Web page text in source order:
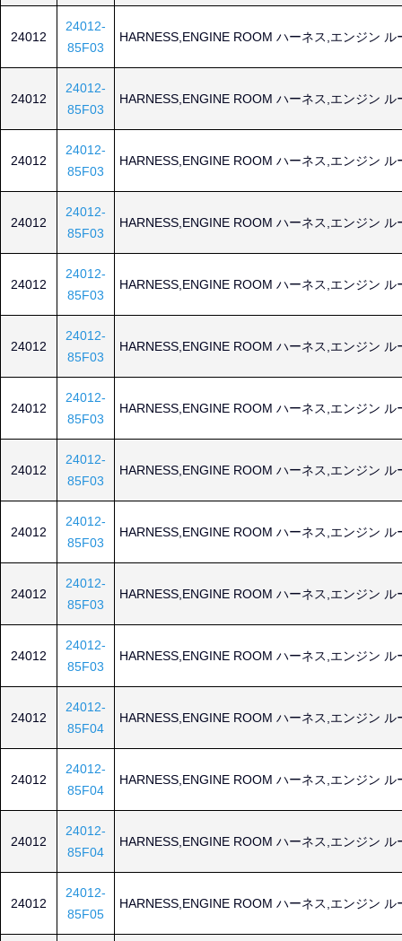
24012
24012-
85F03
HARNESS,ENGINE ROOM ハーネス,エンジン ル
24012
24012-
85F03
HARNESS,ENGINE ROOM ハーネス,エンジン ル
24012
24012-
85F03
HARNESS,ENGINE ROOM ハーネス,エンジン ル
24012
24012-
85F03
HARNESS,ENGINE ROOM ハーネス,エンジン ル
24012
24012-
85F03
HARNESS,ENGINE ROOM ハーネス,エンジン ル
24012
24012-
85F03
HARNESS,ENGINE ROOM ハーネス,エンジン ル
24012
24012-
85F03
HARNESS,ENGINE ROOM ハーネス,エンジン ル
24012
24012-
85F03
HARNESS,ENGINE ROOM ハーネス,エンジン ル
24012
24012-
85F03
HARNESS,ENGINE ROOM ハーネス,エンジン ル
24012
24012-
85F03
HARNESS,ENGINE ROOM ハーネス,エンジン ル
24012
24012-
85F03
HARNESS,ENGINE ROOM ハーネス,エンジン ル
24012
24012-
85F04
HARNESS,ENGINE ROOM ハーネス,エンジン ル
24012
24012-
85F04
HARNESS,ENGINE ROOM ハーネス,エンジン ル
24012
24012-
85F04
HARNESS,ENGINE ROOM ハーネス,エンジン ル
24012
24012-
85F05
HARNESS,ENGINE ROOM ハーネス,エンジン ル